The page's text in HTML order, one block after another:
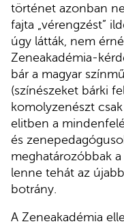
történet azonban
fajta „vérengzést”
úgy látták, nem
Zeneakadémia-
bár a magyar
(színészeket bárki
komolyzenészt
elitben a
és
meghatározóbbak
lenne tehát az
botrány.
A Zeneakadémia